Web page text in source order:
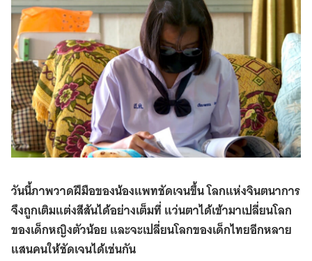
วันนี้ภาพวาดฝีมือของน้องแพทชัดเจนขึ้น โลกแห่งจินตนาการ
จึงถูกเติมแต่งสีสันได้อย่างเต็มที่ แว่นตาได้เข้ามาเปลี่ยนโลก
ของเด็กหญิงตัวน้อย และจะเปลี่ยนโลกของเด็กไทยอีกหลาย
แสนคนให้ชัดเจนได้เช่นกัน